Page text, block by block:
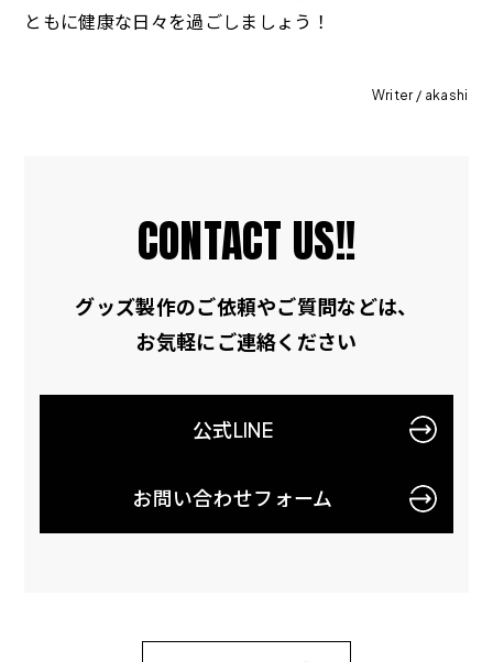
ともに健康な日々を過ごしましょう！
Writer / akashi
CONTACT US!!
グッズ製作のご依頼やご質問などは、
お気軽にご連絡ください
公式LINE
お問い合わせフォーム